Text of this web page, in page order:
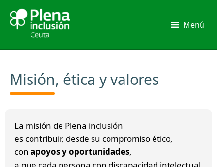
contenido
Menú
Misión, ética y valores
La misión de Plena inclusión
es contribuir, desde su compromiso ético,
con apoyos y oportunidades,